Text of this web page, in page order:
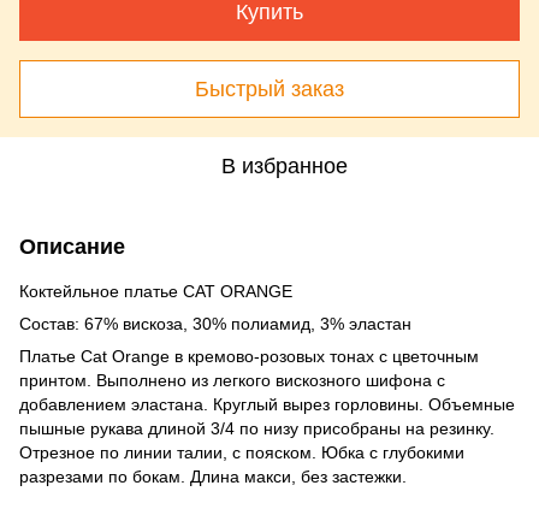
Купить
Быстрый заказ
В избранное
Описание
Коктейльное платье CAT ORANGE
Состав: 67% вискоза, 30% полиамид, 3% эластан
Платье Cat Orange в кремово-розовых тонах с цветочным
принтом. Выполнено из легкого вискозного шифона с
добавлением эластана. Круглый вырез горловины. Объемные
пышные рукава длиной 3/4 по низу присобраны на резинку.
Отрезное по линии талии, с пояском. Юбка с глубокими
разрезами по бокам. Длина макси, без застежки.